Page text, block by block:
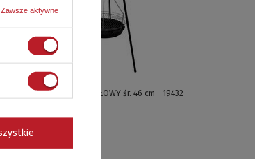
GRILL WĘGLOWY WAHADŁOWY śr. 46 cm - 19432
Zawsze aktywne